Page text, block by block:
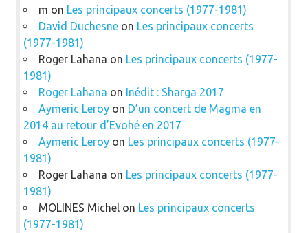
m on Les principaux concerts (1977-1981)
David Duchesneon Les principaux concerts
(1977-1981)
Roger Lahana on Les principaux concerts (1977-
1981)
Roger Lahana on Inédit : Sharga 2017
Aymeric Leroyon D’un concert de Magma en
2014 au retour d’Evohé en 2017
Aymeric Leroyon Les principaux concerts (1977-
1981)
Roger Lahana on Les principaux concerts (1977-
1981)
MOLINES Michelon Les principaux concerts
(1977-1981)